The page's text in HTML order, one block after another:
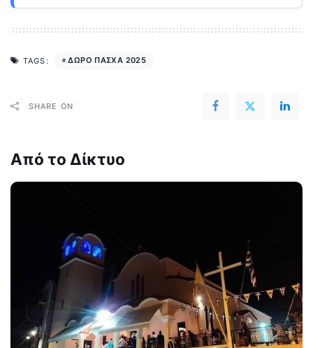
TAGS: ΔΩΡΟ ΠΑΣΧΑ 2025
SHARE ON
Από το Δίκτυο